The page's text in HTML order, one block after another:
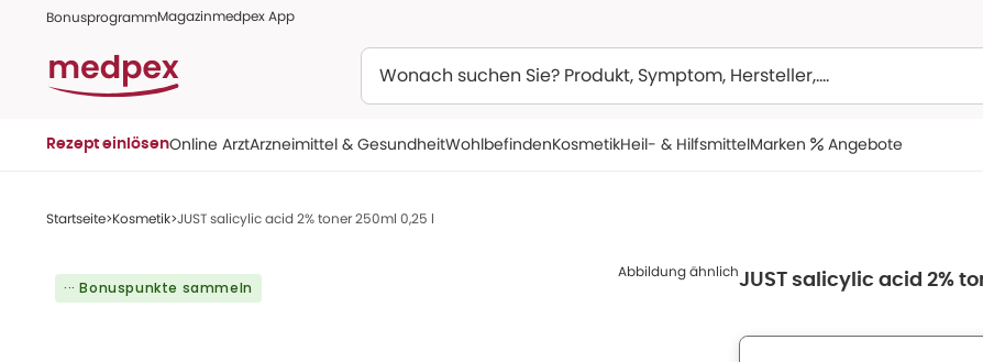
BonusprogrammMagazinmedpex App
Rezept einlösenOnline ArztArzneimittel & GesundheitWohlbefindenKosmetikHeil- & HilfsmittelMarken Angebote
Startseite Kosmetik JUST salicylic acid 2% toner 250ml 0,25 l
··· Bonuspunkte sammeln
Abbildung ähnlichJUST salicylic acid 2%